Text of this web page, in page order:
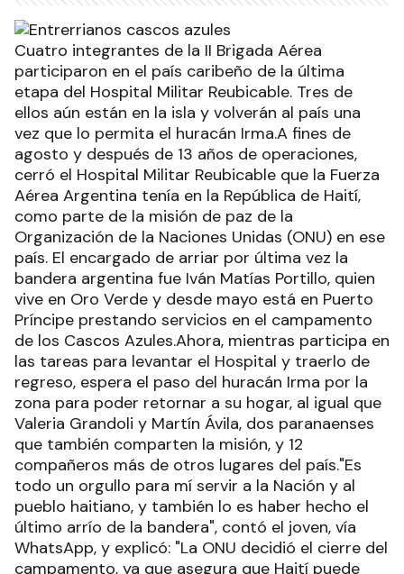
Cuatro integrantes de la II Brigada Aérea
participaron en el país caribeño de la última
etapa del Hospital Militar Reubicable. Tres de
ellos aún están en la isla y volverán al país una
vez que lo permita el huracán Irma.A fines de
agosto y después de 13 años de operaciones,
cerró el Hospital Militar Reubicable que la Fuerza
Aérea Argentina tenía en la República de Haití,
como parte de la misión de paz de la
Organización de la Naciones Unidas (ONU) en ese
país. El encargado de arriar por última vez la
bandera argentina fue Iván Matías Portillo, quien
vive en Oro Verde y desde mayo está en Puerto
Príncipe prestando servicios en el campamento
de los Cascos Azules.Ahora, mientras participa en
las tareas para levantar el Hospital y traerlo de
regreso, espera el paso del huracán Irma por la
zona para poder retornar a su hogar, al igual que
Valeria Grandoli y Martín Ávila, dos paranaenses
que también comparten la misión, y 12
compañeros más de otros lugares del país."Es
todo un orgullo para mí servir a la Nación y al
pueblo haitiano, y también lo es haber hecho el
último arrío de la bandera", contó el joven, vía
WhatsApp, y explicó: "La ONU decidió el cierre del
campamento, ya que asegura que Haití puede